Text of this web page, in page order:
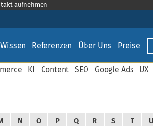
aufnehmen
Wissen Referenzen Über Uns Preise
KI Content SEO Google Ads UX
N O P Q R S T U